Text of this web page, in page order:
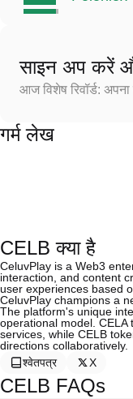
साइन अप करें
आज विशेष रिवॉर्ड:
गर्म लेख
CELB क्या है
CeluvPlay is a Web3
interaction, and content
user experiences based
CeluvPlay champions a
The platform's unique
operational model.
services, while CELB
directions collaboratively.
श्वेतपत्र
X
CELB FAQs